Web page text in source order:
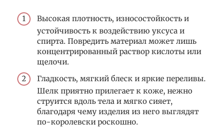
Высокая плотность, износостойкость и
устойчивость к воздействию уксуса и
спирта. Повредить материал может лишь
концентрированный раствор кислоты или
щелочи.
Гладкость, мягкий блеск и яркие переливы.
Шелк приятно прилегает к коже, нежно
струится вдоль тела и мягко сияет,
благодаря чему изделия из него выглядят
по-королевски роскошно.